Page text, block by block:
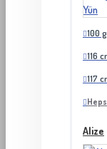
100
116
117
Alize